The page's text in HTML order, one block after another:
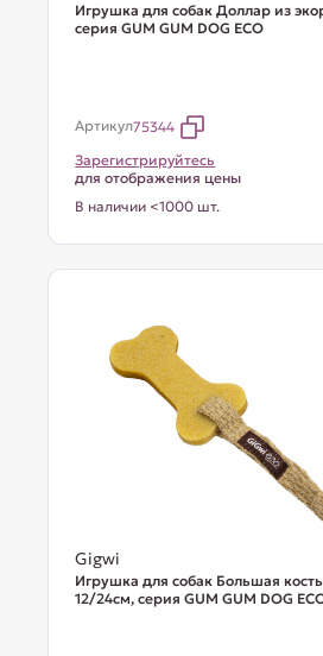
Игрушка для собак Доллар из
серия GUM GUM DOG ECO
Артикул75344
Зарегистрируйтесь
для отображения цены
В наличии <1000 шт.
Gigwi
Игрушка для собак Большая
12/24см, серия GUM GUM DOG